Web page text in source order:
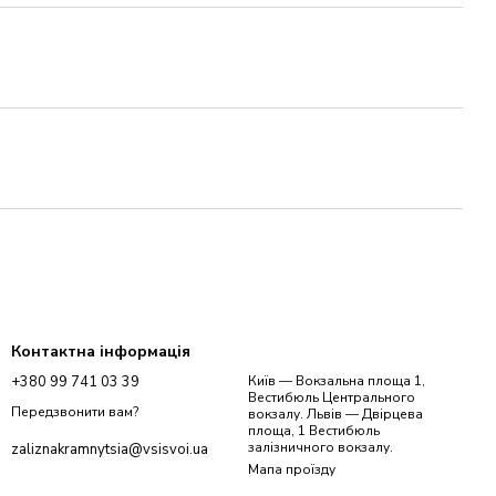
Контактна інформація
+380 99 741 03 39
Передзвонити вам?
zaliznakramnytsia@vsisvoi.ua
Київ — Вокзальна площа 1,
Вестибюль Центрального
вокзалу. Львів — Двірцева
площа, 1 Вестибюль
залізничного вокзалу.
Мапа проїзду